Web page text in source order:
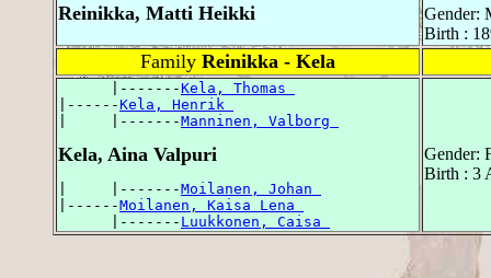
Reinikka, Matti Heikki
Gender:
Birth :
Family Reinikka - Kela
      |-------
Kela, Thomas
|------Kela, Henrik
|     |-------Manninen, Valborg
Kela, Aina Valpuri
|     |-------Moilanen, Johan
|------Moilanen, Kaisa Lena
      |-------
Luukkonen, Caisa
Gender:
Birth : 3